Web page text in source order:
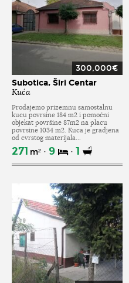
300,000€
Subotica, Širi Centar
Kuća
Prodajemo prizemnu samostalnu
kucu povrsine 184 m2 i pomoćni
objekat površine 87m2 na placu
povrsine 1034 m2. Kuca je gradjena
od cvrstog materijala...
271 m² 9 1